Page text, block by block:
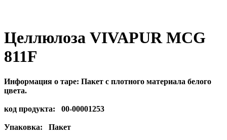
Целлюлоза VIVAPUR MCG
811F
Информация о таре: Пакет с плотного материала белого
цвета.
код продукта: 00-00001253
Упаковка: Пакет